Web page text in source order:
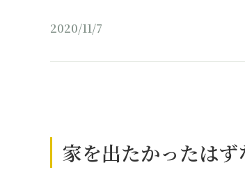
2020/11/7
家を出たかったは